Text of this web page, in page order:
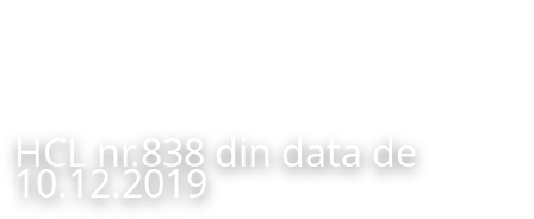
HCL nr.838 din data de
10.12.2019